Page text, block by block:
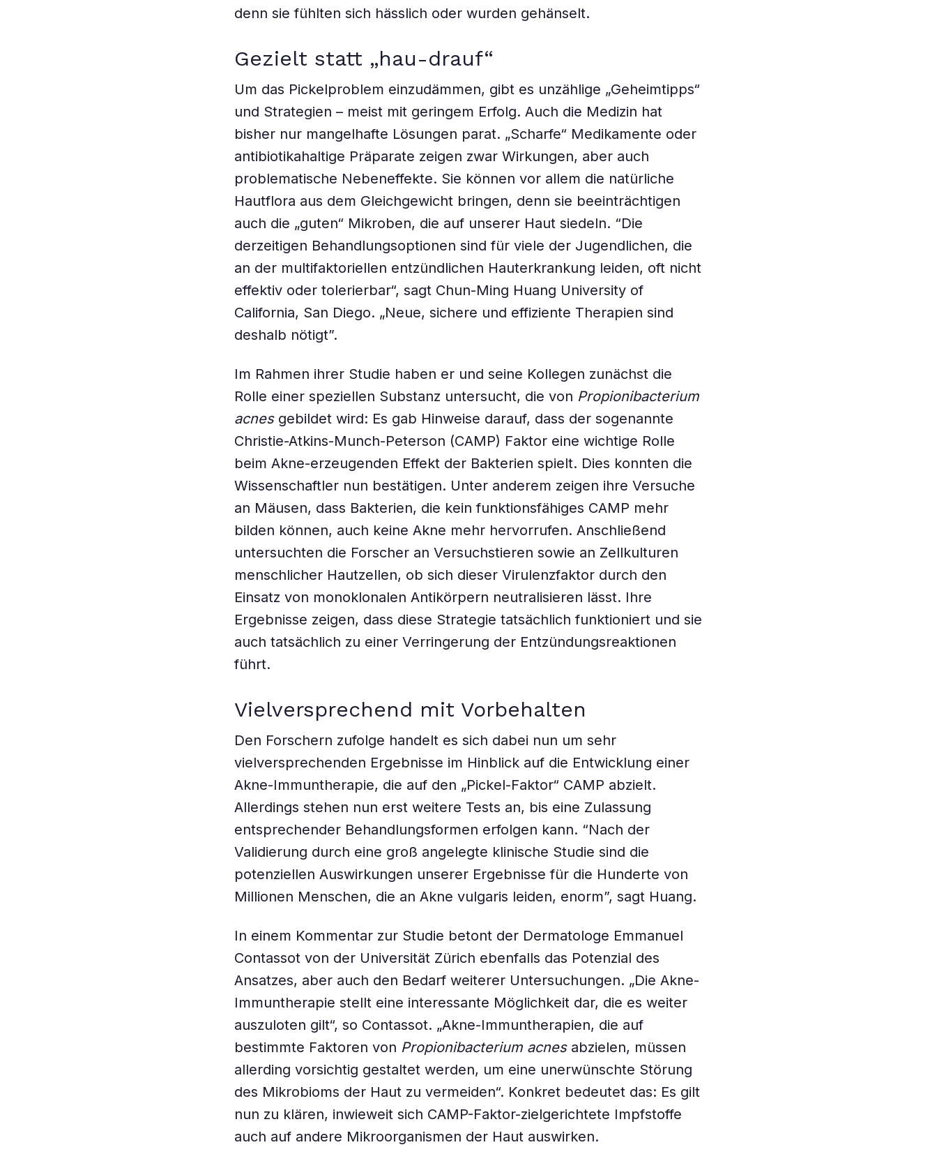
denn sie fühlten sich hässlich oder wurden gehänselt.
Gezielt statt „hau-drauf“
Um das Pickelproblem einzudämmen, gibt es unzählige „Geheimtipps“
und Strategien – meist mit geringem Erfolg. Auch die Medizin hat
bisher nur mangelhafte Lösungen parat. „Scharfe“ Medikamente oder
antibiotikahaltige Präparate zeigen zwar Wirkungen, aber auch
problematische Nebeneffekte. Sie können vor allem die natürliche
Hautflora aus dem Gleichgewicht bringen, denn sie beeinträchtigen
auch die „guten“ Mikroben, die auf unserer Haut siedeln. “Die
derzeitigen Behandlungsoptionen sind für viele der Jugendlichen, die
an der multifaktoriellen entzündlichen Hauterkrankung leiden, oft nicht
effektiv oder tolerierbar“, sagt Chun-Ming Huang University of
California, San Diego. „Neue, sichere und effiziente Therapien sind
deshalb nötigt”.
Im Rahmen ihrer Studie haben er und seine Kollegen zunächst die
Rolle einer speziellen Substanz untersucht, die von Propionibacterium
acnesgebildet wird: Es gab Hinweise darauf, dass der sogenannte
Christie-Atkins-Munch-Peterson (CAMP) Faktor eine wichtige Rolle
beim Akne-erzeugenden Effekt der Bakterien spielt. Dies konnten die
Wissenschaftler nun bestätigen. Unter anderem zeigen ihre Versuche
an Mäusen, dass Bakterien, die kein funktionsfähiges CAMP mehr
bilden können, auch keine Akne mehr hervorrufen. Anschließend
untersuchten die Forscher an Versuchstieren sowie an Zellkulturen
menschlicher Hautzellen, ob sich dieser Virulenzfaktor durch den
Einsatz von monoklonalen Antikörpern neutralisieren lässt. Ihre
Ergebnisse zeigen, dass diese Strategie tatsächlich funktioniert und sie
auch tatsächlich zu einer Verringerung der Entzündungsreaktionen
führt.
Vielversprechend mit Vorbehalten
Den Forschern zufolge handelt es sich dabei nun um sehr
vielversprechenden Ergebnisse im Hinblick auf die Entwicklung einer
Akne-Immuntherapie, die auf den „Pickel-Faktor“ CAMP abzielt.
Allerdings stehen nun erst weitere Tests an, bis eine Zulassung
entsprechender Behandlungsformen erfolgen kann. “Nach der
Validierung durch eine groß angelegte klinische Studie sind die
potenziellen Auswirkungen unserer Ergebnisse für die Hunderte von
Millionen Menschen, die an Akne vulgaris leiden, enorm”, sagt Huang.
In einem Kommentar zur Studie betont der Dermatologe Emmanuel
Contassot von der Universität Zürich ebenfalls das Potenzial des
Ansatzes, aber auch den Bedarf weiterer Untersuchungen. „Die Akne-
Immuntherapie stellt eine interessante Möglichkeit dar, die es weiter
auszuloten gilt“, so Contassot. „Akne-Immuntherapien, die auf
bestimmte Faktoren von Propionibacterium acnesabzielen, müssen
allerding vorsichtig gestaltet werden, um eine unerwünschte Störung
des Mikrobioms der Haut zu vermeiden“. Konkret bedeutet das: Es gilt
nun zu klären, inwieweit sich CAMP-Faktor-zielgerichtete Impfstoffe
auch auf andere Mikroorganismen der Haut auswirken.